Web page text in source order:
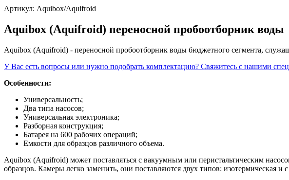
Артикул: Aquibox/Aquifroid
Aquibox (Aquifroid) переносной пробоотборник воды
Aquibox (Aquifroid) - переносной пробоотборник воды бюджетного сегмента,
У Вас есть вопросы или нужно подобрать комплектацию? Свяжитесь с нашими
Особенности:
Универсальность;
Два типа насосов;
Универсальная электроника;
Разборная конструкция;
Батарея на 600 рабочих операций;
Емкости для образцов различного объема.
Aquibox (Aquifroid) может поставляться с вакуумным или перистальтическим
образцов. Камеры легко заменить, они поставляются двух типов: изотермическая